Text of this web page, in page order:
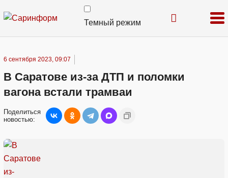
Темный режим
6 сентября 2023, 09:07
В Саратове из-за ДТП и поломки
вагона встали трамваи
Поделиться
новостью: